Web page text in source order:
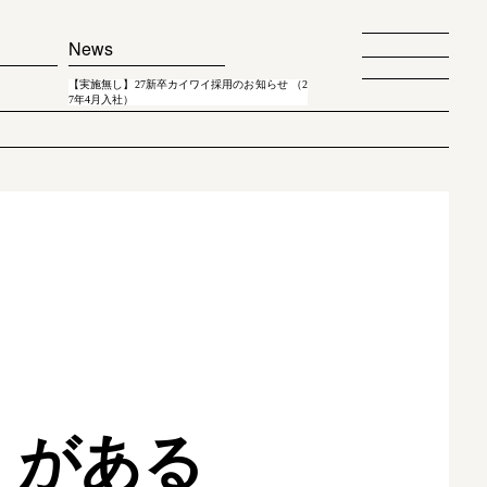
News
【実施無し】27新卒カイワイ採用のお知らせ （2
7年4月入社）
ある